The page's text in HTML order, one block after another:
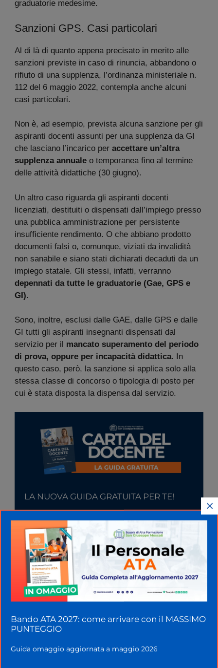
graduatorie medesime.
Sanzioni GPS. Casi particolari
Al di là di quanto appena precisato in merito alle
sanzioni previste in caso di rinuncia, abbandono o
rifiuto di una supplenza, l’ordinanza ministeriale n.
112 del 6 maggio 2022, contempla anche alcuni
casi particolari.
Non è, ad esempio, prevista alcuna sanzione per gli
aspiranti docenti assunti per una supplenza da GI
che lasciano l’incarico per accettare un’altra
supplenza annuale o temporanea fino al termine
delle attività didattiche (30 giugno).
Un altro caso riguarda gli aspiranti docenti
licenziati, destituiti o dispensati dall’impiego presso
una pubblica amministrazione per persistente
insufficiente rendimento. O che abbiano prodotto
documenti falsi o, comunque, viziati da invalidità
non sanabile e siano stati dichiarati decaduti da un
impiego statale. Gli stessi, infatti, verranno
depennati da tutte le graduatorie (Gae, GPS e
GI).
Sono, inoltre, esclusi dalle GAE, dalle GPS e dalle
GI tutti gli aspiranti insegnanti dispensati dal
servizio per il mancato superamento del periodo
di prova, oppure per incapacità didattica. In
questo caso, però, la sanzione si applica solo alla
stessa classe di concorso o tipologia di posto per
cui è stata disposta la dispensa dal servizio.
LA NUOVA GUIDA GRATUITA PER TE!
Scarica GRATIS
Sanzioni GPS. Schema riassuntivo
per gli aspiranti docenti in caso di rinuncia,
×
Bando ATA 2027: come arrivare con il MASSIMO
PUNTEGGIO
Guida omaggio aggiornata a maggio 2026